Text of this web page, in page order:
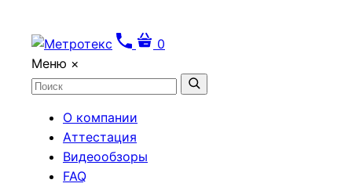
0
Меню ×
О компании
Аттестация
Видеообзоры
FAQ